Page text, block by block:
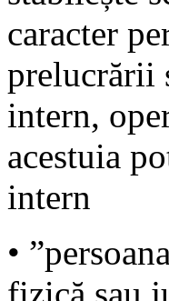
caracter
prelucrării
intern,
acestuia
intern
•
fizică sau